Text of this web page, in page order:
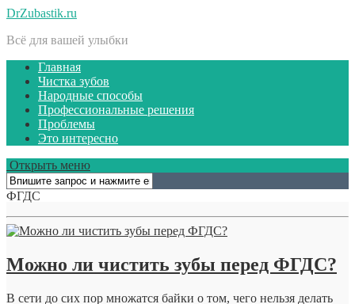
DrZubastik.ru
Всё для вашей улыбки
Главная
Чистка зубов
Народные способы
Профессиональные решения
Проблемы
Это интересно
Открыть меню
ФГДС
Можно ли чистить зубы перед ФГДС?
В сети до сих пор множатся байки о том, чего нельзя делать